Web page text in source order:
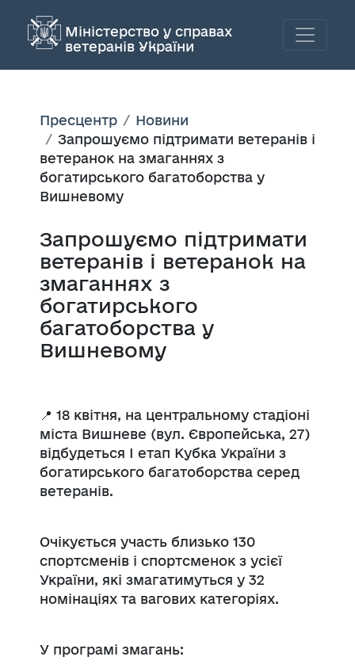
Міністерство у справах
ветеранів України
Пресцентр
Новини
Запрошуємо підтримати ветеранів і
ветеранок на змаганнях з
богатирського багатоборства у
Вишневому
Запрошуємо підтримати
ветеранів і ветеранок на
змаганнях з
богатирського
багатоборства у
Вишневому
📍 18 квітня, на центральному стадіоні
міста Вишневе (вул. Європейська, 27)
відбудеться І етап Кубка України з
богатирського багатоборства серед
ветеранів.
Очікується участь близько 130
спортсменів і спортсменок з усієї
України, які змагатимуться у 32
номінаціях та вагових категоріях.
У програмі змагань: